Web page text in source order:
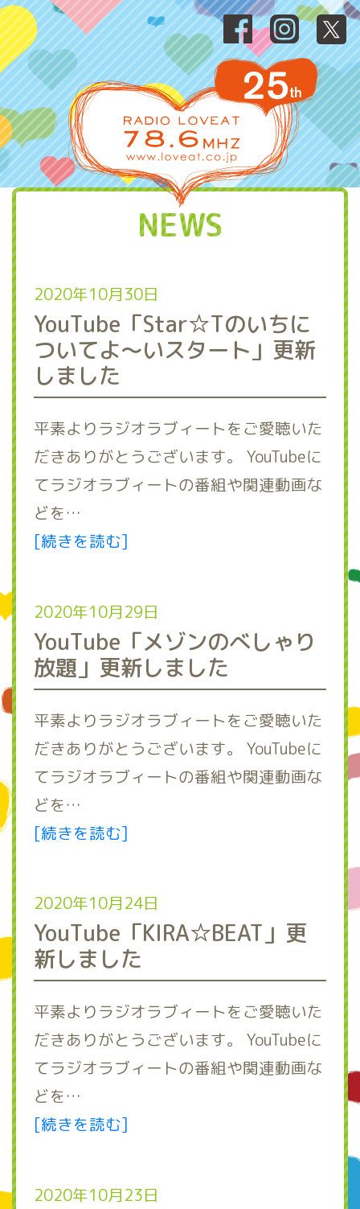
NEWS
2020年10月30日
YouTube「Star☆Tのいちに
ついてよ～いスタート」更新
しました
平素よりラジオラブィートをご愛聴いた
だきありがとうございます。 YouTubeに
てラジオラブィートの番組や関連動画な
どを…
[続きを読む]
2020年10月29日
YouTube「メゾンのべしゃり
放題」更新しました
平素よりラジオラブィートをご愛聴いた
だきありがとうございます。 YouTubeに
てラジオラブィートの番組や関連動画な
どを…
[続きを読む]
2020年10月24日
YouTube「KIRA☆BEAT」更
新しました
平素よりラジオラブィートをご愛聴いた
だきありがとうございます。 YouTubeに
てラジオラブィートの番組や関連動画な
どを…
[続きを読む]
2020年10月23日